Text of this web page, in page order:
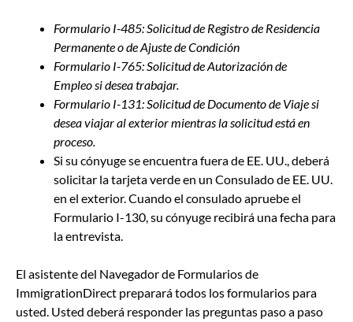
Formulario I-485: Solicitud de Registro de Residencia
Permanente o de Ajuste de Condición
Formulario I-765: Solicitud de Autorización de
Empleo si desea trabajar.
Formulario I-131: Solicitud de Documento de Viaje si
desea viajar al exterior mientras la solicitud está en
proceso.
Si su cónyuge se encuentra fuera de EE. UU., deberá
solicitar la tarjeta verde en un Consulado de EE. UU.
en el exterior. Cuando el consulado apruebe el
Formulario I-130, su cónyuge recibirá una fecha para
la entrevista.
El asistente del Navegador de Formularios de
ImmigrationDirect preparará todos los formularios para
usted. Usted deberá responder las preguntas paso a paso